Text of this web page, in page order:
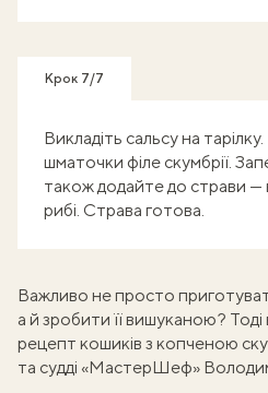
Крок 7/7
Викладіть сальсу на
шматочки філе скумбрії.
також додайте до страви —
рибі. Страва готова.
Важливо не просто
а й зробити її вишуканою?
рецепт кошиків з копченою
та судді «МастерШеф»